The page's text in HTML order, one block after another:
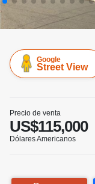
Google
Street View
Precio de venta
US$115,000
Dólares Americanos